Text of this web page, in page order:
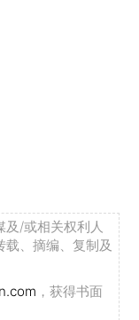
及/或相关权利人
、摘编、复制及
，获得书面